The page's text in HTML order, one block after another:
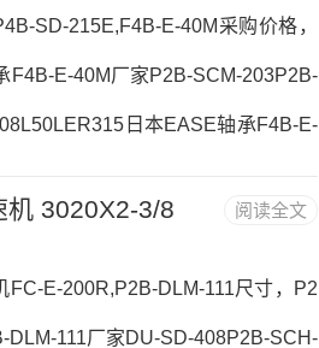
SD-215E,F4B-E-40M采购价格，
F4B-E-40M厂家P2B-SCM-203P2B-
日本EASE轴承F4B-E-
SXR-107F4B-E-40MF4
阅读全文
机 3020X2-3/8
E-200R,P2B-DLM-111尺寸，P2
111厂家DU-SD-408P2B-SCH-